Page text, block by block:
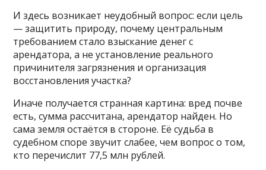
И здесь возникает неудобный вопрос: если цель
— защитить природу, почему центральным
требованием стало взыскание денег с
арендатора, а не установление реального
причинителя загрязнения и организация
восстановления участка?
Иначе получается странная картина: вред почве
есть, сумма рассчитана, арендатор найден. Но
сама земля остаётся в стороне. Её судьба в
судебном споре звучит слабее, чем вопрос о том,
кто перечислит 77,5 млн рублей.